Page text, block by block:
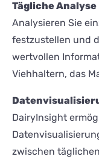
Tägliche Analyse
Analysieren Sie
festzustellen und
wertvollen
Viehhaltern, das
DairyInsight
zwischen